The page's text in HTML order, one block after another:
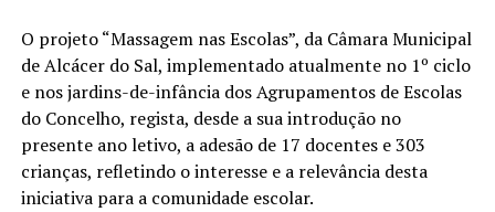
O projeto “Massagem nas Escolas”, da Câmara Municipal
de Alcácer do Sal, implementado atualmente no 1º ciclo
e nos jardins-de-infância dos Agrupamentos de Escolas
do Concelho, regista, desde a sua introdução no
presente ano letivo, a adesão de 17 docentes e 303
crianças, refletindo o interesse e a relevância desta
iniciativa para a comunidade escolar.